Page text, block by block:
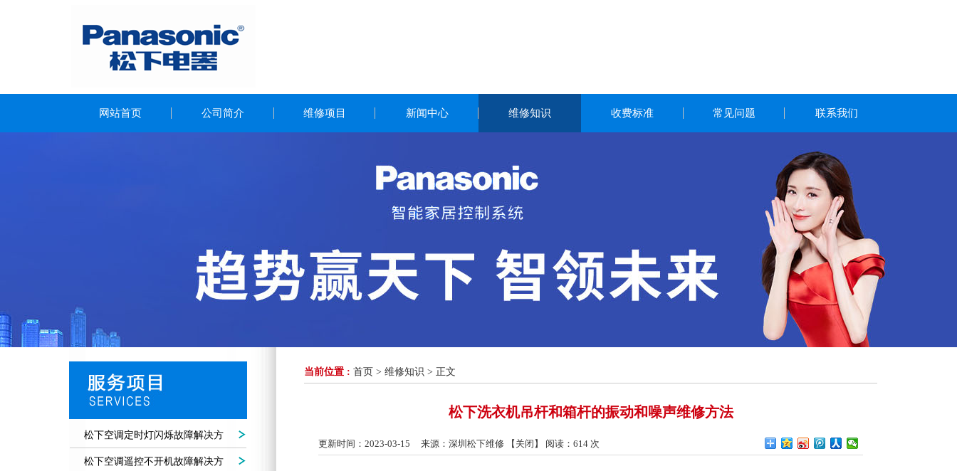
网站首页 公司简介 维修项目 新闻中心 维修知识 收费标准 常见问题 联系我们
当前位置 : 首页 > 维修知识 > 正文
松下洗衣机吊杆和箱杆的振动和噪声维修方法
更新时间：2023-03-15 来源：深圳松下维修 【 关闭 】 阅读：614 次
松下空调定时灯闪烁故障解决方
法
松下空调遥控不开机故障解决方